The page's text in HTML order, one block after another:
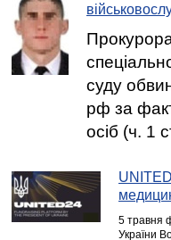
суду
рф за
осіб (ч. 1
5 травня
України